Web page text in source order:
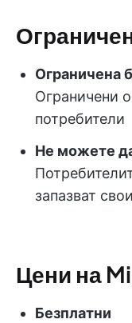
Ограничена
Ограничени
потребители
Не можете
запазват
Цени на
Безплатни